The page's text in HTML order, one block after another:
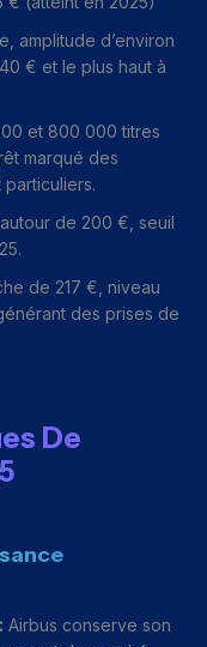
amplitude d’environ
€ et le plus haut à
et 800 000 titres
marqué des
particuliers.
autour de 200 €, seuil
de 217 €, niveau
des prises de
De
Airbus conserve son